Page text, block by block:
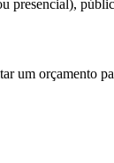
um orçamento